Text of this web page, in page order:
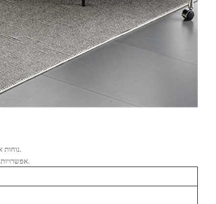
נוחות אולטימטיבית: כריות קטיפה ומקומות ישיבה תומכים הופכים אותו למקום המושלם להירגע בו.
אפשרויות רב-תכליתיות: בחר מתוך ספות חלקיות, כסאות אהבה ועוד כדי להתאים לחלל ולצרכים שלך.